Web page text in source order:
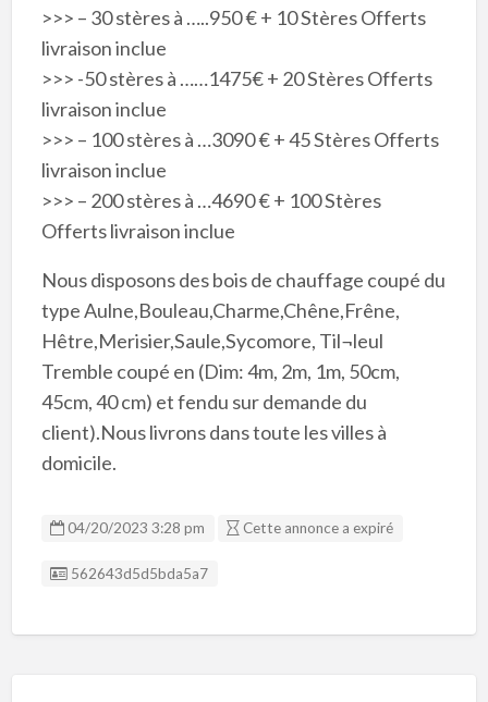
>>> – 30 stères à …..950 € + 10 Stères Offerts
livraison inclue
>>> -50 stères à ……1475€ + 20 Stères Offerts
livraison inclue
>>> – 100 stères à …3090 € + 45 Stères Offerts
livraison inclue
>>> – 200 stères à …4690 € + 100 Stères
Offerts livraison inclue
Nous disposons des bois de chauffage coupé du
type Aulne,Bouleau,Charme,Chêne,Frêne,
Hêtre,Merisier,Saule,Sycomore, Til¬leul
Tremble coupé en (Dim: 4m, 2m, 1m, 50cm,
45cm, 40 cm) et fendu sur demande du
client).Nous livrons dans toute les villes à
domicile.
04/20/2023 3:28 pm Cette annonce a expiré
Listing ID
562643d5d5bda5a7